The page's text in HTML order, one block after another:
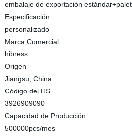
embalaje de exportación estándar+palet
Especificación
personalizado
Marca Comercial
hibress
Origen
Jiangsu, China
Código del HS
3926909090
Capacidad de Producción
500000pcs/mes